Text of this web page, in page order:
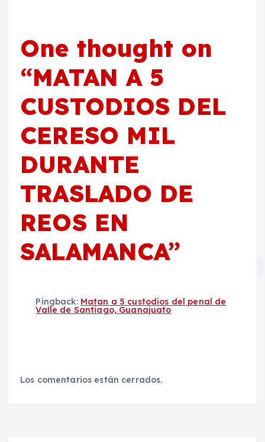
One thought on
“MATAN A 5
CUSTODIOS DEL
CERESO MIL
DURANTE
TRASLADO DE
REOS EN
SALAMANCA”
Pingback: Matan a 5 custodios del penal de
Valle de Santiago, Guanajuato
Los comentarios están cerrados.